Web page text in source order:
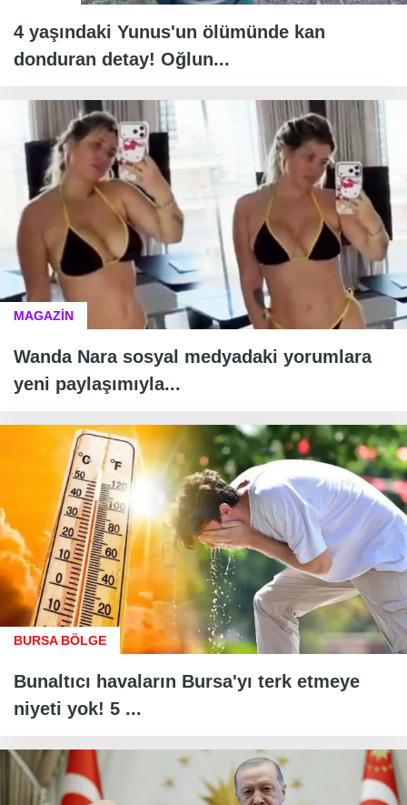
4 yaşındaki Yunus'un ölümünde kan
donduran detay! Oğlun...
MAGAZİN
Wanda Nara sosyal medyadaki yorumlara
yeni paylaşımıyla...
BURSA BÖLGE
Bunaltıcı havaların Bursa'yı terk etmeye
niyeti yok! 5 ...